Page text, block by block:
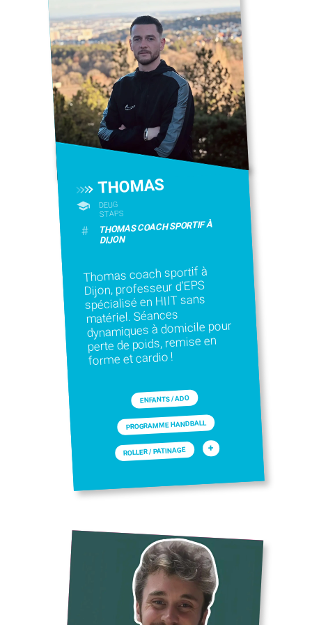
THOMAS
DEUG
STAPS
# THOMAS COACH SPORTIF À
DIJON
Thomas coach sportif à
Dijon, professeur d’EPS
spécialisé en HIIT sans
matériel. Séances
dynamiques à domicile pour
perte de poids, remise en
forme et cardio !
ENFANTS / ADO
PROGRAMME HANDBALL
ROLLER / PATINAGE +